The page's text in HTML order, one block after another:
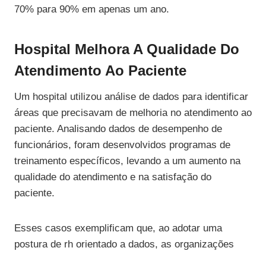
70% para 90% em apenas um ano.
Hospital Melhora A Qualidade Do
Atendimento Ao Paciente
Um hospital utilizou análise de dados para identificar
áreas que precisavam de melhoria no atendimento ao
paciente. Analisando dados de desempenho de
funcionários, foram desenvolvidos programas de
treinamento específicos, levando a um aumento na
qualidade do atendimento e na satisfação do
paciente.
Esses casos exemplificam que, ao adotar uma
postura de rh orientado a dados, as organizações